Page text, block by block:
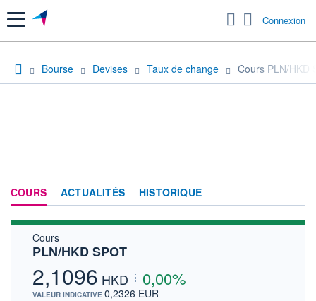
Menu Connexion
Bourse Devises Taux de change Cours PLN/HKD
COURS ACTUALITÉS HISTORIQUE
Cours
PLN/HKD SPOT
2,1096 HKD 0,00%
VALEUR INDICATIVE 0,2326 EUR